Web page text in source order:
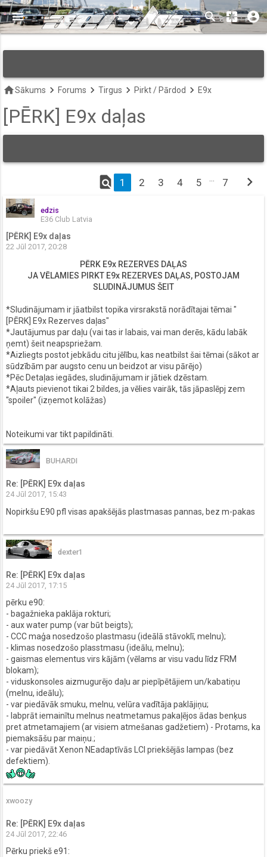
keyboard_arrow_down
menu search pages account_circle
homeSākums keyboard_arrow_right Forums keyboard_arrow_right Tirgus keyboard_arrow_right Pirkt / Pārdod keyboard_arrow_right E9x
[PĒRK] E9x daļas
find_in_page 1 2 3 4 5 7 chevron_right
edzis
E36 Club Latvia
[PĒRK] E9x daļas
22 Jūl 2017, 20:28
PĒRK E9x REZERVES DAĻAS
JA VĒLAMIES PIRKT E9x REZERVES DAĻAS, POSTOJAM
SLUDINĀJUMUS ŠEIT
*Sludinājumam ir jāatbilst topika virsrakstā norādītajai tēmai "
[PĒRK] E9x Rezerves daļas"
*Jautājumus par daļu (vai tas ir labais, vai man derēs, kādu labāk
ņemt) šeit neapspriežam.
*Aizliegts postot jebkādu citu jēlību, kas neatbilst šai tēmai (sākot ar
sūdzībām par augsto cenu un beidzot ar visu pārējo)
*Pēc Detaļas iegādes, sludinājumam ir jātiek dzēstam.
*Aļauts pievienot tikai 2 bildes, ja vēlies vairāk, tās jāpaslēpj zem
"spoiler" (izņemot kolāžas)
Noteikumi var tikt papildināti.
BUHARDI
Re: [PĒRK] E9x daļas
24 Jūl 2017, 15:43
Nopirkšu E90 pfl visas apakšējās plastmasas pannas, bez m-pakas
dexter1
Re: [PĒRK] E9x daļas
24 Jūl 2017, 17:15
pērku e90:
- bagažnieka paklāja rokturi;
- aux water pump (var būt beigts);
- CCC maģa nosedzošo plastmasu (ideālā stāvoklī, melnu);
- klimas nosedzošo plasstmasu (ideālu, melnu);
- gaismas elementus virs kājām (vēlams ar visu vadu līdz FRM
blokam);
- viduskonsoles aizmugurējo daļu ar piepīpētājiem un/kabatiņu
(melnu, ideālu);
- var piedāvāk smuku, melnu, velūra vadītāja paklājiņu;
- labprāt iemainītu melnus neatmetamus pakaļējos ādas benķus
pret atmetamajiem (ar visiem atmešanas gadžetiem) - Protams, ka
piemaksāšu par maiņu.;
- var piedāvāt Xenon NEadaptīvās LCI priekšējās lampas (bez
defektiem).
xwoozy
Re: [PĒRK] E9x daļas
24 Jūl 2017, 22:46
Pērku priekš e91: